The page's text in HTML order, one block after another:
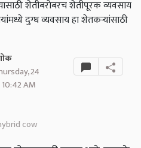
शेतीबरोबरच शेतीपूरक व्यवसाय
दुग्ध व्यवसाय हा शेतकऱ्यांसाठी
24
AM
cow